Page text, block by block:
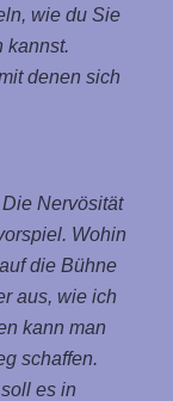
wie du Sie
kannst.
denen sich
Nervösität
Wohin
die Bühne
aus, wie ich
kann man
schaffen.
es in